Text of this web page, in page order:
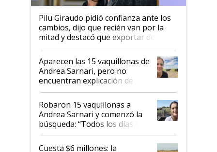
Pilu Giraudo pidió confianza ante los
cambios, dijo que recién van por la
mitad y destacó que exportar dejó de
ser "para unos pocos": "Tenemos un
mandato muy claro del gobierno
nacional"
Aparecen las 15 vaquillonas de
Andrea Sarnari, pero no
encuentran explicación de
cómo llegaron allí
Robaron 15 vaquillonas a
Andrea Sarnari y comenzó la
búsqueda: “Todos los días le
toca a algún productor”
Cuesta $6 millones: la